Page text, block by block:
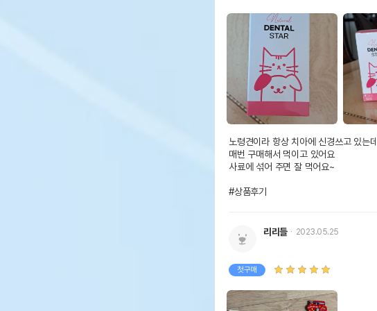
노령견이라 항상 치아에 신경쓰고 있는
매번 구매해서 먹이고 있어요
사료에 섞어 주면 잘 먹어요~
#상품후기
리리들 2023.05.25
첫구매